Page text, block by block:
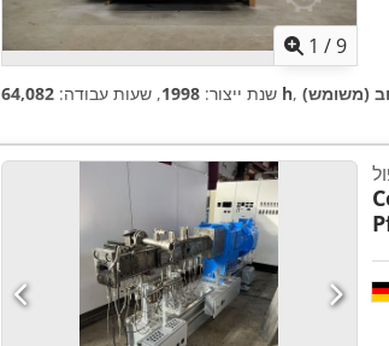
1 /9
שנת ייצור: 1998, שעות עבודה: 64,082 h (משומש)